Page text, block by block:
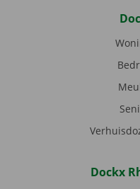
Dockx